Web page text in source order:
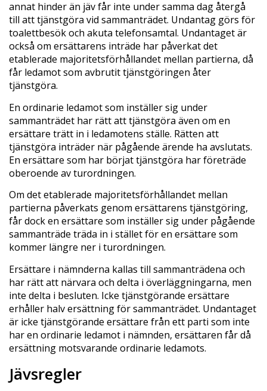
annat hinder än jäv får inte under samma dag återgå
till att tjänstgöra vid sammanträdet. Undantag görs för
toalettbesök och akuta telefonsamtal. Undantaget är
också om ersättarens inträde har påverkat det
etablerade majoritetsförhållandet mellan partierna, då
får ledamot som avbrutit tjänstgöringen åter
tjänstgöra.
En ordinarie ledamot som inställer sig under
sammanträdet har rätt att tjänstgöra även om en
ersättare trätt in i ledamotens ställe. Rätten att
tjänstgöra inträder när pågående ärende ha avslutats.
En ersättare som har börjat tjänstgöra har företräde
oberoende av turordningen.
Om det etablerade majoritetsförhållandet mellan
partierna påverkats genom ersättarens tjänstgöring,
får dock en ersättare som inställer sig under pågående
sammanträde träda in i stället för en ersättare som
kommer längre ner i turordningen.
Ersättare i nämnderna kallas till sammanträdena och
har rätt att närvara och delta i överläggningarna, men
inte delta i besluten. Icke tjänstgörande ersättare
erhåller halv ersättning för sammanträdet. Undantaget
är icke tjänstgörande ersättare från ett parti som inte
har en ordinarie ledamot i nämnden, ersättaren får då
ersättning motsvarande ordinarie ledamots.
Jävsregler